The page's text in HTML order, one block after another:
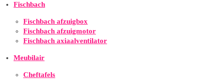
Fischbach
Fischbach afzuigbox
Fischbach afzuigmotor
Fischbach axiaalventilator
Meubilair
Cheftafels